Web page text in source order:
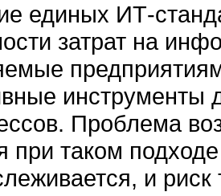
единых ИТ-
затрат на
инструменты
Проблема
при таком
и